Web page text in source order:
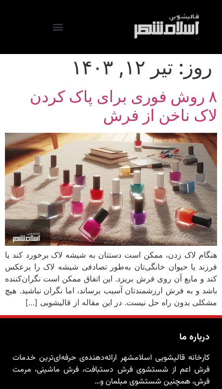
روز: تیر ۱۲, ۱۴۰۳
۸ روش فوری برای پاک کردن
لاک ناخن از فرش
هنگام لاک زدن، ممکن است دستتان به شیشه لاک برخورد کند یا
فرزند یا حیوان خانگی‌تان به‌طور تصادفی شیشه لاک را برعکس
کند و مایع آن روی فرش بریزد. این اتفاق ممکن است نگران‌کننده
باشد و به فرش ارزشمندتان آسیب برساند، اما نگران نباشید. هیچ
مشکلی بدون راه حل نیست. در این مقاله از قالیشویی […]
درباره ما
کارخانه قالیشویی اسلامشهر ارائه‌دهنده‌ی حرفه‌ای‌ترین خدمات
فرش اعم از شستشوی فرش دستبافت، فرش ماشینی، مرمت
فرش، همچنین شستشوی مبلمان و…